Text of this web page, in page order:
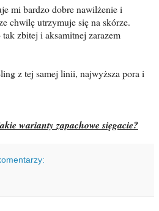
mi bardzo dobre nawilżenie i
chwilę utrzymuje się na skórze.
zbitej i aksamitnej zarazem
z tej samej linii, najwyższa pora i
warianty zapachowe sięgacie?